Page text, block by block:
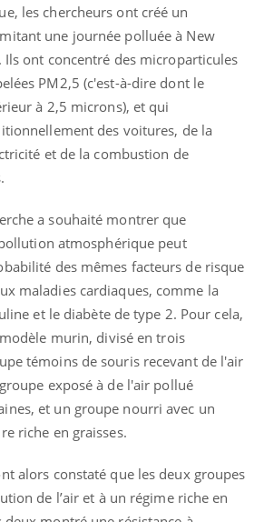
les chercheurs ont créé un
une journée polluée à New
Ils ont concentré des microparticules
PM2,5 (c'est-à-dire dont le
à 2,5 microns), et qui
des voitures, de la
et de la combustion de
a souhaité montrer que
atmosphérique peut
des mêmes facteurs de risque
maladies cardiaques, comme la
et le diabète de type 2. Pour cela,
murin, divisé en trois
témoins de souris recevant de l'air
exposé à de l'air pollué
et un groupe nourri avec un
riche en graisses.
alors constaté que les deux groupes
de l’air et à un régime riche en